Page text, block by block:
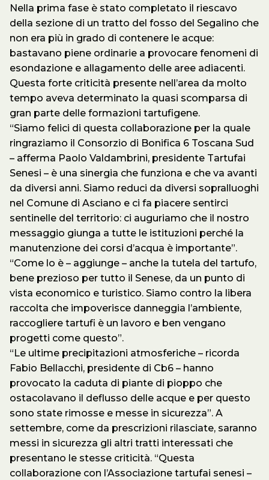
Nella prima fase è stato completato il riescavo
della sezione di un tratto del fosso del Segalino che
non era più in grado di contenere le acque:
bastavano piene ordinarie a provocare fenomeni di
esondazione e allagamento delle aree adiacenti.
Questa forte criticità presente nell’area da molto
tempo aveva determinato la quasi scomparsa di
gran parte delle formazioni tartufigene.
“Siamo felici di questa collaborazione per la quale
ringraziamo il Consorzio di Bonifica 6 Toscana Sud
– afferma Paolo Valdambrini, presidente Tartufai
Senesi – è una sinergia che funziona e che va avanti
da diversi anni. Siamo reduci da diversi sopralluoghi
nel Comune di Asciano e ci fa piacere sentirci
sentinelle del territorio: ci auguriamo che il nostro
messaggio giunga a tutte le istituzioni perché la
manutenzione dei corsi d’acqua è importante”.
“Come lo è – aggiunge – anche la tutela del tartufo,
bene prezioso per tutto il Senese, da un punto di
vista economico e turistico. Siamo contro la libera
raccolta che impoverisce danneggia l’ambiente,
raccogliere tartufi è un lavoro e ben vengano
progetti come questo”.
“Le ultime precipitazioni atmosferiche – ricorda
Fabio Bellacchi, presidente di Cb6 – hanno
provocato la caduta di piante di pioppo che
ostacolavano il deflusso delle acque e per questo
sono state rimosse e messe in sicurezza”. A
settembre, come da prescrizioni rilasciate, saranno
messi in sicurezza gli altri tratti interessati che
presentano le stesse criticità. “Questa
collaborazione con l’Associazione tartufai senesi –